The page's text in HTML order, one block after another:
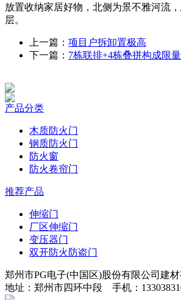
放置收纳家居好物，北侧为景不雅河流
层。
上一篇： 项目户拆卸置极高
下一篇： 7栋联排+4栋叠拼构成限
产品分类
木质防火门
钢质防火门
防火窗
防火卷帘门
推荐产品
伸缩门
厂区伸缩门
变压器门
双开防火防盗门
郑州市PG电子(中国区)股份有限公司建
地址：郑州市四环中段 手机：